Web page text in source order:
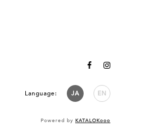
Language: JA EN
Powered by KATALOKooo